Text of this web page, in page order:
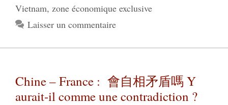
Vietnam, zone économique exclusive
Laisser un commentaire
Chine – France : 會自相矛盾嗎 Y
aurait-il comme une contradiction ?